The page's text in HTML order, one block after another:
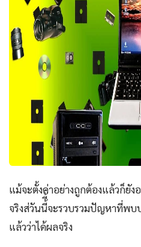
แม้จะตั้งค่าอย่างถูกต้องแล้วก็ยั
จริงส่วันนี้ี้จะรวบรวมปัญหาที่พ
แล้วว่าได้ผลจริง